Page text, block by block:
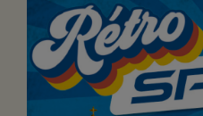
JE DEVIENS
BÉNÉVOLE